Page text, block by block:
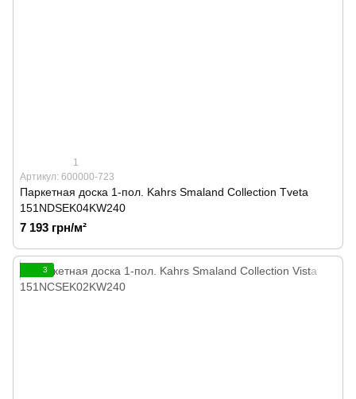
1
Артикул: 600000-723
Паркетная доска 1-пол. Kahrs Smaland Collection Tveta
151NDSEK04KW240
7 193 грн/м²
3